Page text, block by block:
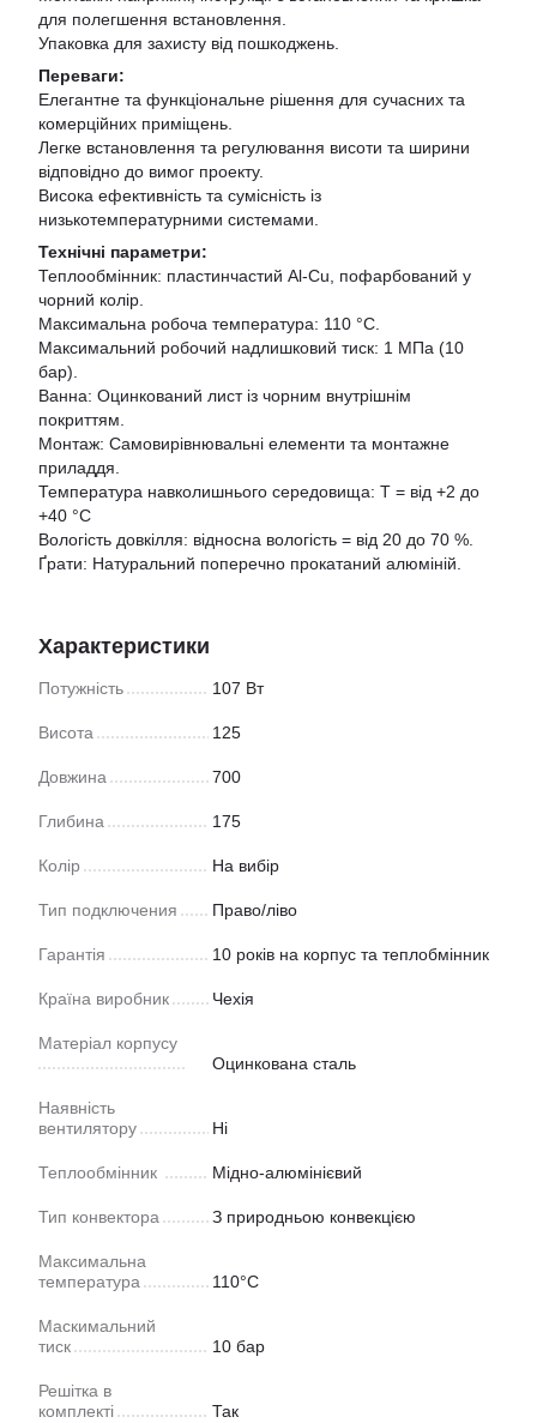
для полегшення встановлення.
Упаковка для захисту від пошкоджень.
Переваги:
Елегантне та функціональне рішення для сучасних та
комерційних приміщень.
Легке встановлення та регулювання висоти та ширини
відповідно до вимог проекту.
Висока ефективність та сумісність із
низькотемпературними системами.
Технічні параметри:
Теплообмінник: пластинчастий Al-Cu, пофарбований у
чорний колір.
Максимальна робоча температура: 110 °С.
Максимальний робочий надлишковий тиск: 1 МПа (10
бар).
Ванна: Оцинкований лист із чорним внутрішнім
покриттям.
Монтаж: Самовирівнювальні елементи та монтажне
приладдя.
Температура навколишнього середовища: T = від +2 до
+40 °C
Вологість довкілля: відносна вологість = від 20 до 70 %.
Ґрати: Натуральний поперечно прокатаний алюміній.
Характеристики
Потужність 107 Вт
Висота 125
Довжина 700
Глибина 175
Колір На вибір
Тип подключения Право/ліво
Гарантія 10 років на корпус та теплобмінник
Країна виробник Чехія
Матеріал корпусу
Оцинкована сталь
Наявність
вентилятору
Ні
Теплообмінник Мідно-алюмінієвий
Тип конвектора З природньою конвекцією
Максимальна
температура
110°С
Маскимальний
тиск
10 бар
Решітка в
комплекті
Так